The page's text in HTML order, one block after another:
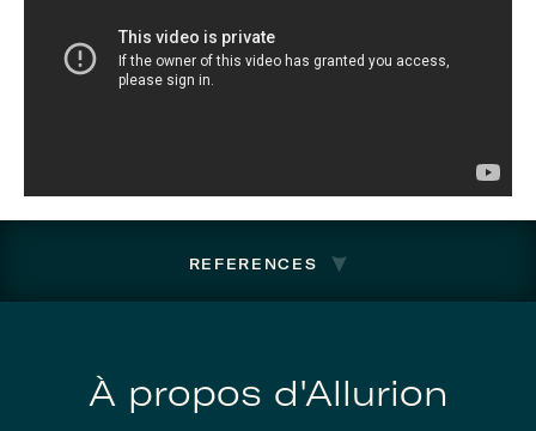
REFERENCES
À propos d'Allurion